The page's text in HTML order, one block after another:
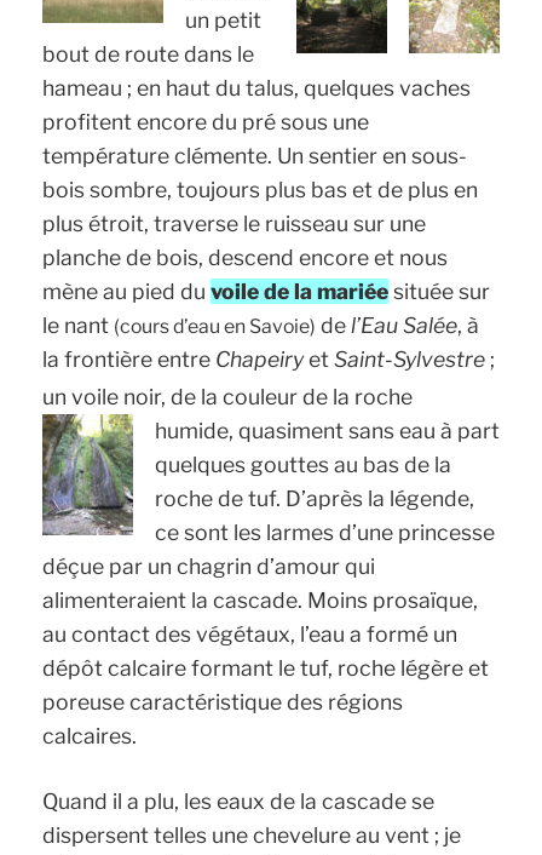
un petit
bout de route dans le
hameau ; en haut du talus, quelques vaches
profitent encore du pré sous une
température clémente. Un sentier en sous-
bois sombre, toujours plus bas et de plus en
plus étroit, traverse le ruisseau sur une
planche de bois, descend encore et nous
mène au pied duvoile de la mariéesituée sur
le nant (cours d’eau en Savoie) de l’Eau Salée, à
la frontière entre ChapeiryetSaint-Sylvestre ;
un voile noir, de la couleur de la roche
humide, quasiment sans eau à part
quelques gouttes au bas de la
roche de tuf. D’après la légende,
ce sont les larmes d’une princesse
déçue par un chagrin d’amour qui
alimenteraient la cascade. Moins prosaïque,
au contact des végétaux, l’eau a formé un
dépôt calcaire formant le tuf, roche légère et
poreuse caractéristique des régions
calcaires.
Quand il a plu, les eaux de la cascade se
dispersent telles une chevelure au vent ; je